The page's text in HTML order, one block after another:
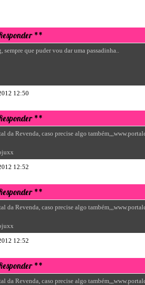
**
que puder vou dar uma passadinha..
12:50
**
da Revenda, caso precise algo
12:52
**
da Revenda, caso precise algo
12:52
**
da Revenda, caso precise algo